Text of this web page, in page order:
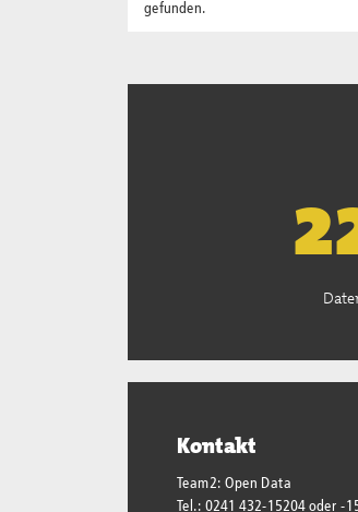
gefunden.
Kontakt
Team2: Open Data
Tel.: 0241 432-15204 oder -